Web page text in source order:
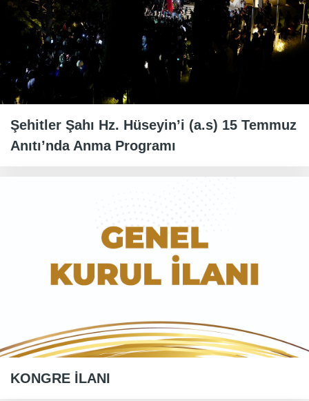
Şehitler Şahı Hz. Hüseyin’i (a.s) 15 Temmuz
Anıtı’nda Anma Programı
KONGRE İLANI